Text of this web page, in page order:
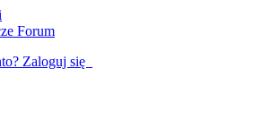
Forum
Zaloguj się